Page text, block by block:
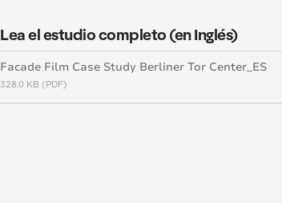
Lea el estudio completo (en Inglés)
Facade Film Case Study Berliner Tor Center_ES
328.0 KB (PDF)